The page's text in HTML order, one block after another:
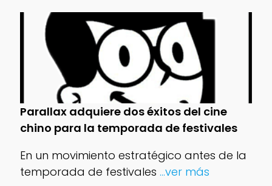
Parallax adquiere dos éxitos del cine
chino para la temporada de festivales
En un movimiento estratégico antes de la
temporada de festivales ...ver más